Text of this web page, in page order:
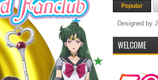
Popular
Designed by
WELCOME